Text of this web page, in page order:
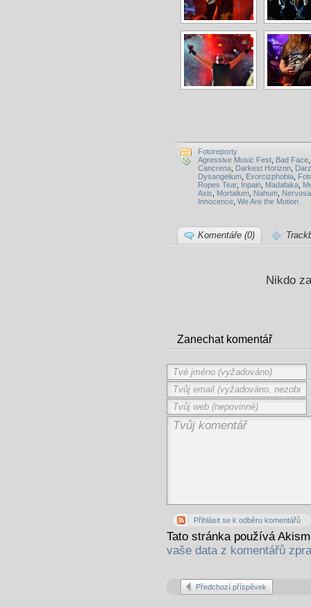
Fotoreporty
Agressive Music Fest Bad Face
Cancrena Darkest Horizon
Dysangelium Exorcizphobia
Ropes Tear, Inpain Madafaka
Axis
Mortalium Nahum Nervosa
Innocence We Are the Motion
Komentáře (0)
Nikdo
Zanechat komentář
Přihlásit se k odběru komentářů
Tato stránka používá
vaše data z komentářů
Předchozí příspěvek